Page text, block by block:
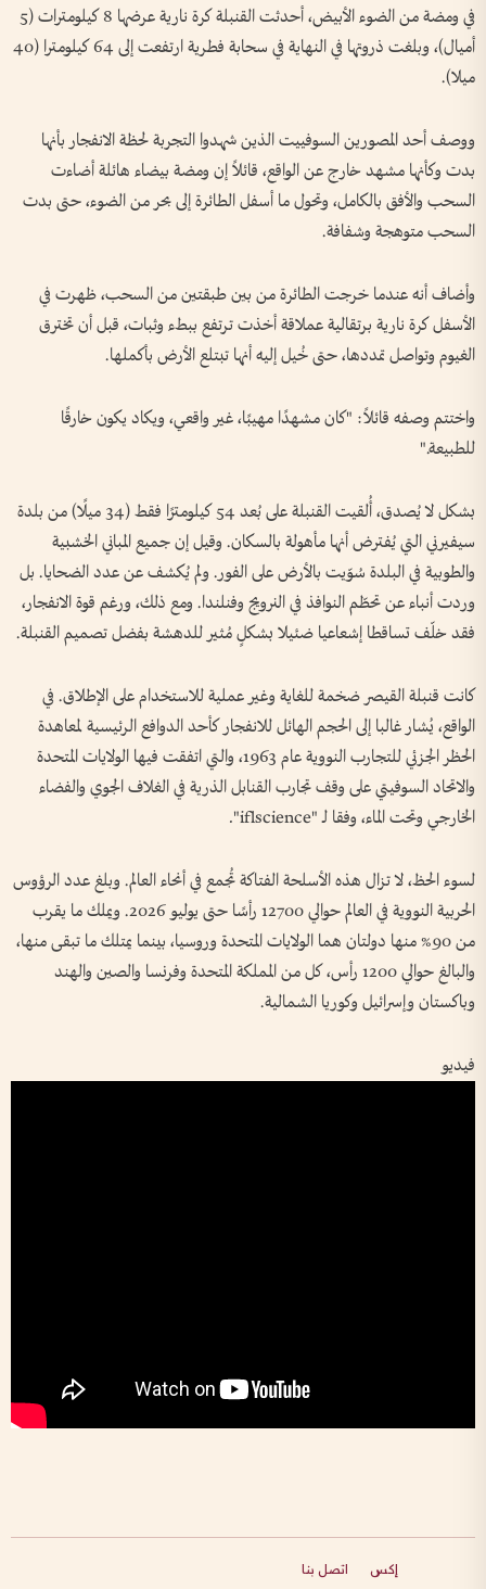
في ومضة من الضوء الأبيض، أحدثت القنبلة كرة نارية عرضها 8 كيلومترات (5
أميال)، وبلغت ذروتها في النهاية في سحابة فطرية ارتفعت إلى 64 كيلومترا (40
ميلا).
ووصف أحد المصورين السوفييت الذين شهدوا التجربة لحظة الانفجار بأنها
بدت وكأنها مشهد خارج عن الواقع، قائلاً إن ومضة بيضاء هائلة أضاءت
السحب والأفق بالكامل، وتحول ما أسفل الطائرة إلى بحر من الضوء، حتى بدت
السحب متوهجة وشفافة.
وأضاف أنه عندما خرجت الطائرة من بين طبقتين من السحب، ظهرت في
الأسفل كرة نارية برتقالية عملاقة أخذت ترتفع ببطء وثبات، قبل أن تخترق
الغيوم وتواصل تمددها، حتى خُيل إليه أنها تبتلع الأرض بأكملها.
واختتم وصفه قائلاً: "كان مشهدًا مهيبًا، غير واقعي، ويكاد يكون خارقًا
للطبيعة."
بشكل لا يُصدق، أُلقيت القنبلة على بُعد 54 كيلومترًا فقط (34 ميلًا) من بلدة
سيفيرني التي يُفترض أنها مأهولة بالسكان. وقيل إن جميع المباني الخشبية
والطوبية في البلدة سُوّيت بالأرض على الفور. ولم يُكشف عن عدد الضحايا. بل
وردت أنباء عن تحطّم النوافذ في النرويج وفنلندا. ومع ذلك، ورغم قوة الانفجار،
فقد خلّف تساقطا إشعاعيا ضئيلا بشكلٍ مُثير للدهشة بفضل تصميم القنبلة.
كانت قنبلة القيصر ضخمة للغاية وغير عملية للاستخدام على الإطلاق. في
الواقع، يُشار غالبا إلى الحجم الهائل للانفجار كأحد الدوافع الرئيسية لمعاهدة
الحظر الجزئي للتجارب النووية عام 1963، والتي اتفقت فيها الولايات المتحدة
والاتحاد السوفيتي على وقف تجارب القنابل الذرية في الغلاف الجوي والفضاء
الخارجي وتحت الماء، وفقا لـ "iflscience".
لسوء الحظ، لا تزال هذه الأسلحة الفتاكة تُجمع في أنحاء العالم. وبلغ عدد الرؤوس
الحربية النووية في العالم حوالي 12700 رأسًا حتى يوليو 2026. ويملك ما يقرب
من 90% منها دولتان هما الولايات المتحدة وروسيا، بينما يمتلك ما تبقى منها،
والبالغ حوالي 1200 رأس، كل من المملكة المتحدة وفرنسا والصين والهند
وباكستان وإسرائيل وكوريا الشمالية.
فيديو
إكس اتصل بنا